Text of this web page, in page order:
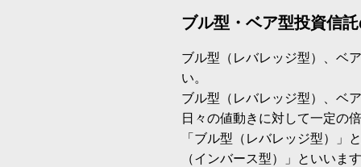
ブル型・ベア型投資信
ブル型（レバレッジ型）、ベ
い。
ブル型（レバレッジ型）、ベ
日々の値動きに対して一定の
「ブル型（レバレッジ型）」
（インバース型）」といいま